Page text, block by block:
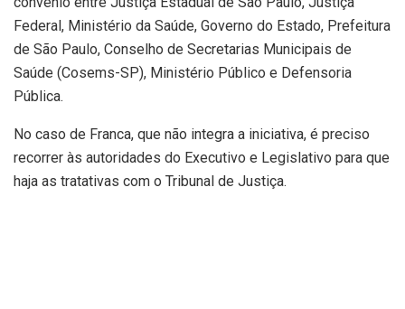
Federal, Ministério da Saúde, Governo do Estado, Prefeitura
de São Paulo, Conselho de Secretarias Municipais de
Saúde (Cosems-SP), Ministério Público e Defensoria
Pública.
No caso de Franca, que não integra a iniciativa, é preciso
recorrer às autoridades do Executivo e Legislativo para que
haja as tratativas com o Tribunal de Justiça.